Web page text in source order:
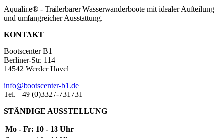
Aqualine® - Trailerbarer Wasserwanderboote mit idealer Aufteilung
und umfangreicher Ausstattung.
KONTAKT
Bootscenter B1
Berliner-Str. 114
14542 Werder Havel
info@bootscenter-b1.de
Tel. +49 (0)3327-731731
STÄNDIGE AUSSTELLUNG
Mo - Fr: 10 - 18 Uhr